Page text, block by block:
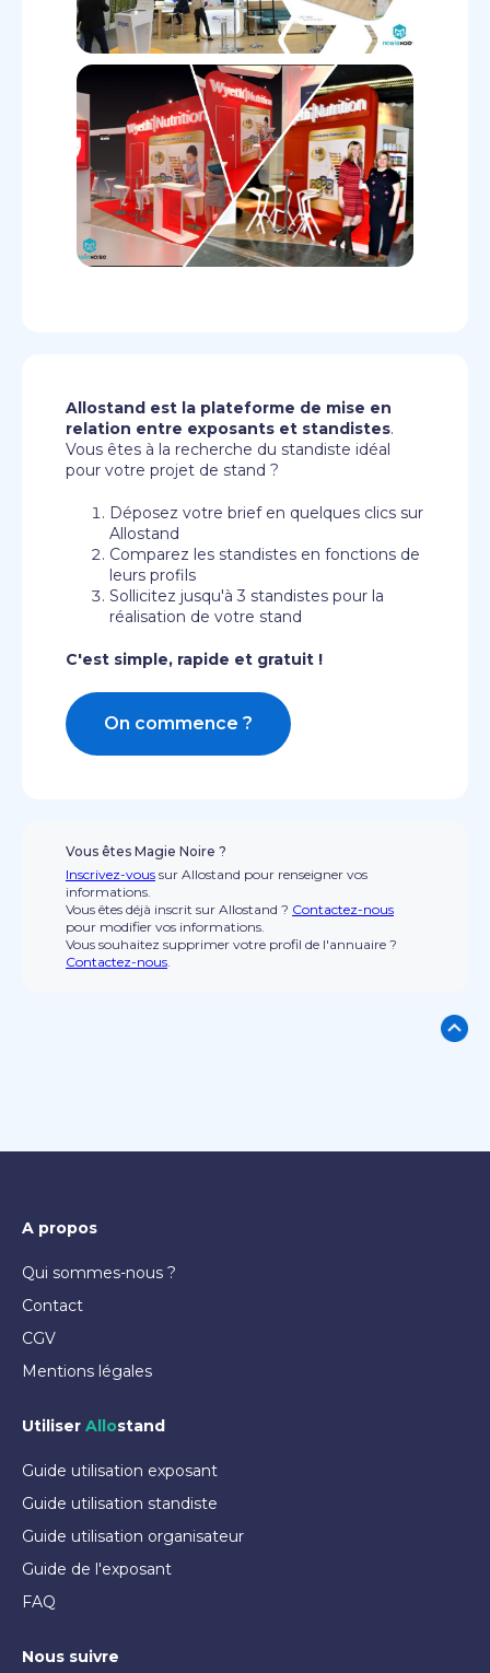
Allostand est la plateforme de mise en
relation entre exposants et standistes.
Vous êtes à la recherche du standiste idéal
pour votre projet de stand ?
Déposez votre brief en quelques clics sur
Allostand
Comparez les standistes en fonctions de
leurs profils
Sollicitez jusqu'à 3 standistes pour la
réalisation de votre stand
C'est simple, rapide et gratuit !
On commence ?
Vous êtes Magie Noire ?
Inscrivez-vous sur Allostand pour renseigner vos
informations.
Vous êtes déjà inscrit sur Allostand ? Contactez-nous
pour modifier vos informations.
Vous souhaitez supprimer votre profil de l'annuaire ?
Contactez-nous.
A propos
Qui sommes-nous ?
Contact
CGV
Mentions légales
Utiliser Allostand
Guide utilisation exposant
Guide utilisation standiste
Guide utilisation organisateur
Guide de l'exposant
FAQ
Nous suivre